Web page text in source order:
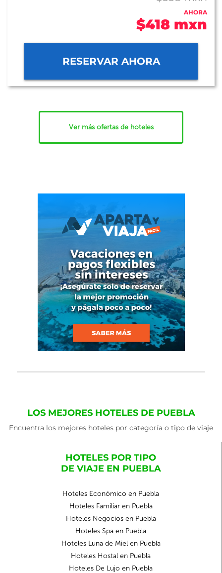
AHORA
$418 mxn
RESERVAR AHORA
Ver más ofertas de hoteles
LOS MEJORES HOTELES DE PUEBLA
Encuentra los mejores hoteles por categoría o tipo de viaje
HOTELES POR TIPO
DE VIAJE EN PUEBLA
Hoteles Económico en Puebla
Hoteles Familiar en Puebla
Hoteles Negocios en Puebla
Hoteles Spa en Puebla
Hoteles Luna de Miel en Puebla
Hoteles Hostal en Puebla
Hoteles De Lujo en Puebla